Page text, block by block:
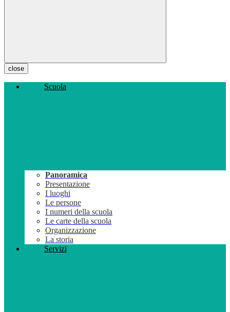
close
Scuola
Panoramica
Presentazione
I luoghi
Le persone
I numeri della scuola
Le carte della scuola
Organizzazione
La storia
Servizi